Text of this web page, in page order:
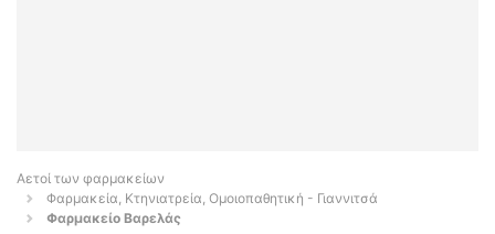
Αετοί των φαρμακείων
Φαρμακεία, Κτηνιατρεία, Ομοιοπαθητική - Γιαννιτσά
Φαρμακείο Βαρελάς